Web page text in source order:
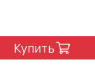
Купить